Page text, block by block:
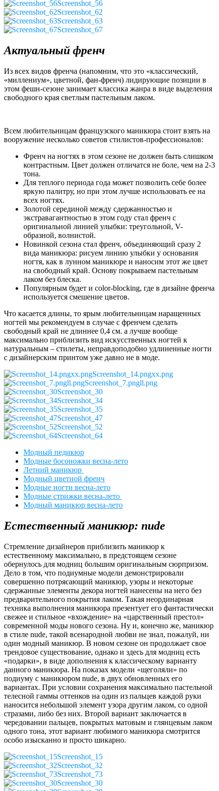
Screenshot_56
Screenshot_62
Screenshot_63
Screenshot_67
Актуальный френч
Из всех видов френча (напомним, что это «классический,
«миллениум», цветной, фан-френч) лидирующие позиции в
этом фешн-сезоне занимает классика жанра в виде выделения
свободного края светлым пастельным лаком.
Всем любительницам французского маникюра стоит взять на
вооружение несколько советов стилистов-профессионалов:
Френч на ногтях в этом сезоне не должен быть слишком
контрастным. Цвет должен отличатся не боле, чем на 2-3
тона.
Для теплого периода года может позволить себе более
яркую палитру, но при этом лучше использовать ее на
всех ногтях.
Золотой серединой между сдержанностью и
экстравагантностью в этом году стал френч с
оригинальной линией улыбки: треугольной, V-
образной, волнистой.
Новинкой сезона стал френч, объединяющий сразу 2
вида маникюра: рисуем линию улыбки у основания
ногтя, как в лунном маникюре и наносим этот же цвет
на свободный край. Основу покрываем пастельным
лаком без блеска.
Популярным будет и color-blocking, где в дизайне френча
используется смешение цветов.
Что касается длины, то ярым любительницам наращенных
ногтей мы рекомендуем в случае с френчем сделать
свободный край не длиннее 0,4 см. а лучше вообще
максимально приблизить вид искусственных ногтей к
натуральным – стилеты, неправдоподобно удлиненные ногти
с дизайнерским принтом уже давно не в моде.
Screenshot_14.pngxx.png
Screenshot_7.pngll.png
Screenshot_30
Screenshot_34
Screenshot_35
Screenshot_47
Screenshot_52
Screenshot_64
Модный педикюр
Модные босоножки весна-лето
Летний маникюр
Модный цветной френч
Модные ногти весна-лето
Модные стрижки весна-лето
Модный маникюр весна-лето
Естественный маникюр: nude
Стремление дизайнеров приблизить маникюр к
естественному максимально, в предстоящем сезоне
обернулось для модниц большим оригинальным сюрпризом.
Дело в том, что подиумные модели демонстрировали
совершенно потрясающий маникюр, узоры и некоторые
сдержанные элементы декора ногтей нанесены на него без
предварительного покрытия лаком. Такая неординарная
техника выполнения маникюра презентует его фантастически
свежее и стильное «вхождение» на «царственный престол»
современной моды нового сезона. Ну и, конечно же, маникюр
в стиле nude, такой всенародной любви не знал, пожалуй, ни
один модный маникюр. В новом сезоне он продолжает свое
трендовое существование, однако и здесь для модниц есть
«подарки», в виде дополнения к классическому варианту
данного маникюра. На показах модели «щеголяли» по
подиуму с маникюром nude, в двух обновленных его
вариантах. При условии сохранения максимально пастельной
телесной гаммы оттенков на один из пальцев каждой руки
наносится небольшой элемент узора другим лаком, со одной
стразами, либо без них. Второй вариант заключается в
чередовании пальцев, покрытых матовым и глянцевым лаком
одного тона, этот вариант любимого маникюра смотрится
особо изысканно и просто шикарно.
Screenshot_15
Screenshot_32
Screenshot_73
Screenshot_30